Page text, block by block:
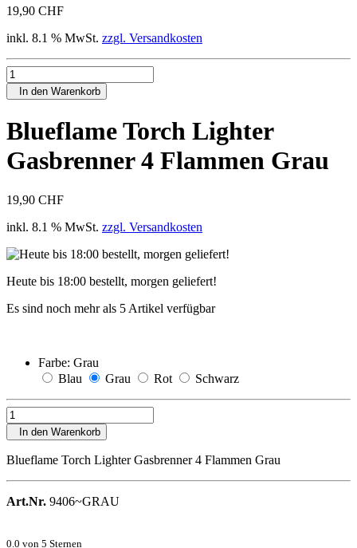
19,90 CHF
inkl. 8.1 % MwSt. zzgl. Versandkosten
In den Warenkorb
Blueflame Torch Lighter
Gasbrenner 4 Flammen Grau
19,90 CHF
inkl. 8.1 % MwSt. zzgl. Versandkosten
Heute bis 18:00 bestellt, morgen geliefert!
Es sind noch mehr als 5 Artikel verfügbar
Farbe: Grau
Blau
Grau Rot Schwarz
In den Warenkorb
Blueflame Torch Lighter Gasbrenner 4 Flammen Grau
Art.Nr. 9406~GRAU
0.0 von 5 Sternen